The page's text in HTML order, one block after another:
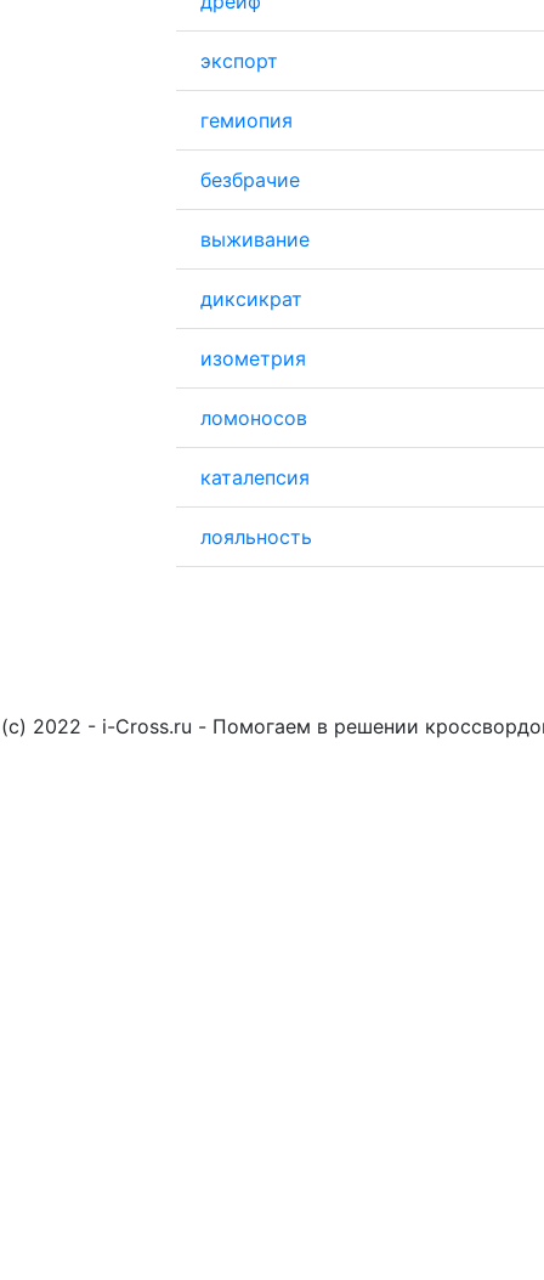
экспорт
гемиопия
безбрачие
выживание
диксикрат
изометрия
ломоносов
каталепсия
лояльность
(c) 2022 - i-Cross.ru - Помогаем в решении